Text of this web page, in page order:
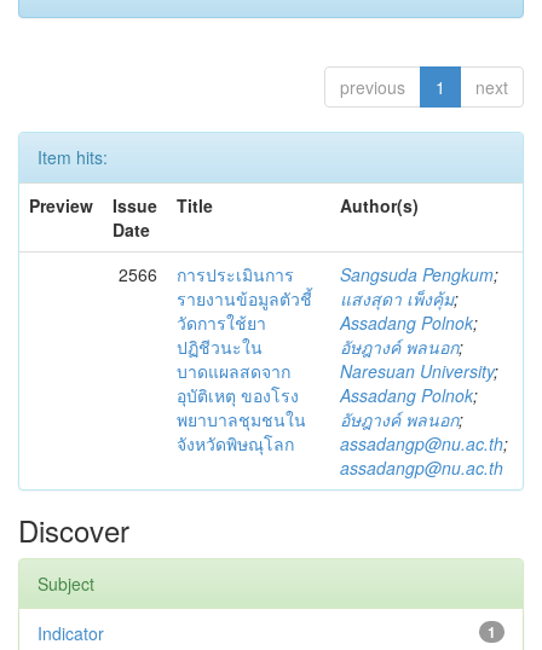
previous 1 next
Item hits:
Preview
Issue
Date
Title Author(s)
2566
การประเมินการ
รายงานข้อมูลตัวชี้
วัดการใช้ยา
ปฏิชีวนะใน
บาดแผลสดจาก
อุบัติเหตุ ของโรง
พยาบาลชุมชนใน
จังหวัดพิษณุโลก
Sangsuda Pengkum;
แสงสุดา เพ็งคุ้ม;
Assadang Polnok;
อัษฎางค์ พลนอก;
Naresuan University;
Assadang Polnok;
อัษฎางค์ พลนอก;
assadangp@nu.ac.th;
assadangp@nu.ac.th
Discover
Subject
1
Indicator